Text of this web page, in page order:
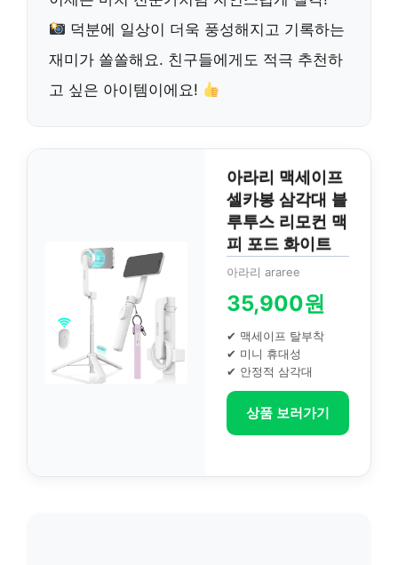
덕분에 일상이 더욱 풍성해지고 기록하는
재미가 쏠쏠해요. 친구들에게도 적극 추천하
고 싶은 아이템이에요!
아라리 맥세이프
셀카봉 삼각대 블
루투스 리모컨 맥
피 포드 화이트
아라리 araree
35,900원
✔ 맥세이프 탈부착
✔ 미니 휴대성
✔ 안정적 삼각대
상품 보러가기